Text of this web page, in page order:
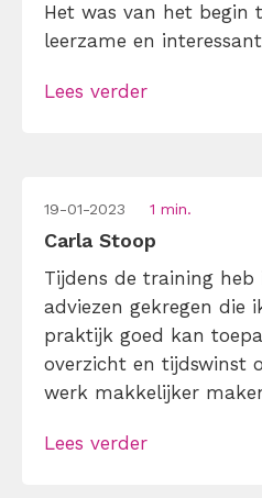
Het was van het begin
leerzame en
Lees verder
19-01-2023 1 min.
Carla Stoop
Tijdens de training heb
adviezen gekregen die
praktijk goed kan
overzicht en tijdswinst
werk makkelijker
en de cursusleider ook
Lees verder